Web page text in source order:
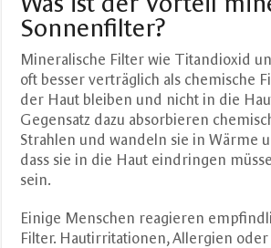
Sonnenfilter?
Mineralische Filter wie Titandioxid
oft besser verträglich als chemische
der Haut bleiben und nicht in die
Gegensatz dazu absorbieren
Strahlen und wandeln sie in Wärme
dass sie in die Haut eindringen
sein.
Einige Menschen reagieren
Filter. Hautirritationen, Allergien